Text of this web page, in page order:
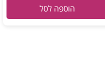
הוספה לסל